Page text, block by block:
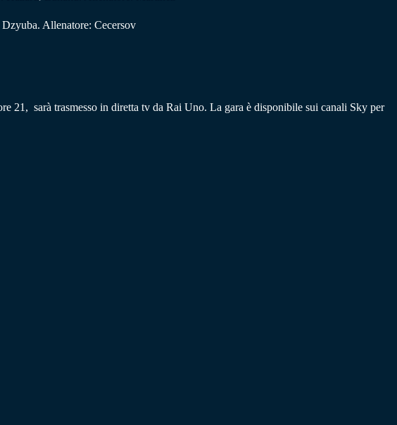
Allenatore: Cecersov
21, sarà trasmesso in diretta tv da Rai Uno. La gara è disponibile sui canali Sky per